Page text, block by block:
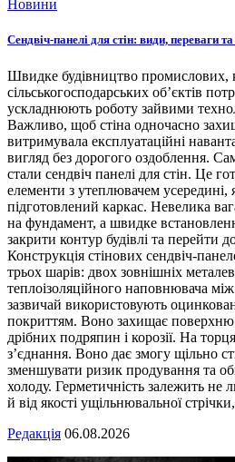
Новини
Сендвіч-панелі для стін: види, переваги
Швидке будівництво промислових,
сільськогосподарських об’єктів
ускладнюють роботу зайвими
Важливо, щоб стіна одночасно
витримувала експлуатаційні
вигляд без дорогого оздоблення.
стали сендвіч панелі для стін. Це
елементи з утеплювачем усередині,
підготовлений каркас. Невелика
на фундамент, а швидке
закрити контур будівлі та перейти
Конструкція стінових сендвіч-
трьох шарів: двох зовнішніх
теплоізоляційного наповнювача
зазвичай використовують
покриттям. Воно захищає поверхню
дрібних подряпин і корозії. На
з’єднання. Воно дає змогу щільно
зменшувати ризик продування та
холоду. Герметичність залежить не
й від якості ущільнювальної
Редакція 06.08.2026